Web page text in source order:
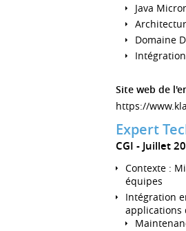
Java
Domaine
Site web de
https://
Expert
CGI Juillet
Contexte :
équipes
Intégration
applications